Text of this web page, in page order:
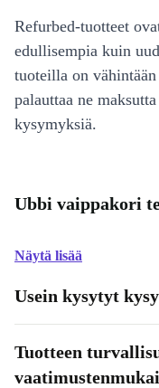
Refurbed-tuotteet
edullisempia kuin
tuoteilla on
palauttaa ne
kysymyksiä.
Ubbi vaippakori
Näytä lisää
Usein kysytyt
Tuotteen